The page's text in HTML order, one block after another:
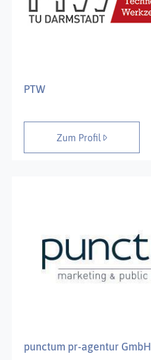
PTW
Zum Profil
punctum pr-agentur GmbH